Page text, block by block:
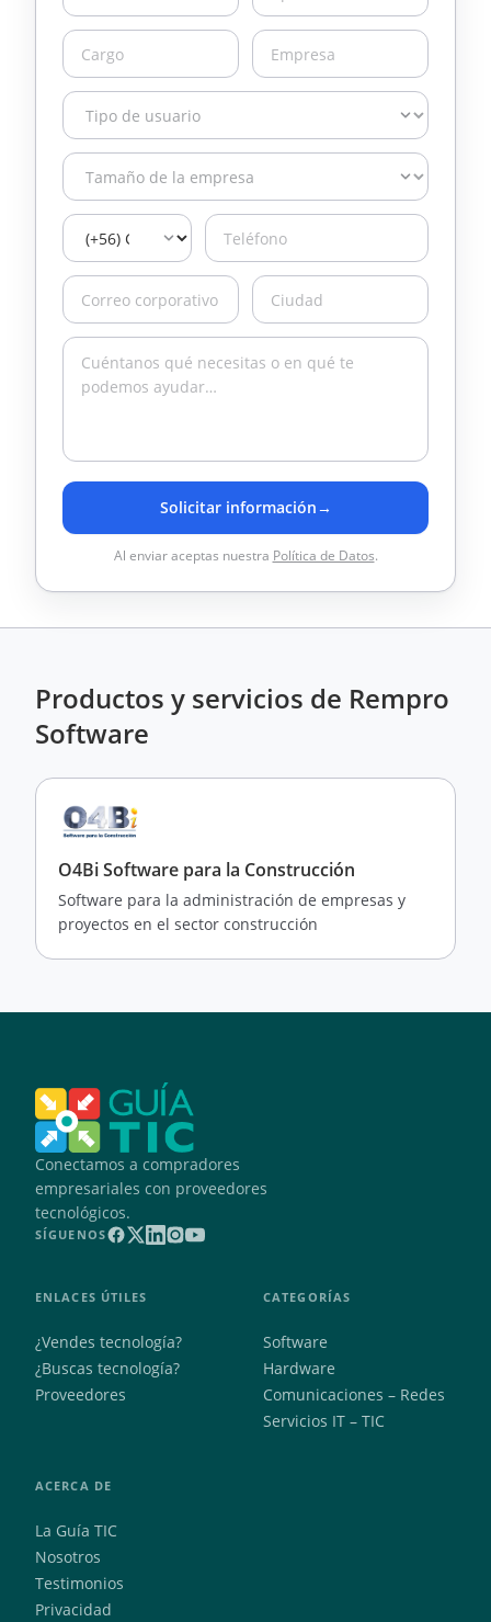
Solicitar información→
Al enviar aceptas nuestra Política de Datos.
Productos y servicios de Rempro
Software
O4Bi Software para la Construcción
Software para la administración de empresas y
proyectos en el sector construcción
Conectamos a compradores
empresariales con proveedores
tecnológicos.
SÍGUENOS
ENLACES ÚTILES
¿Vendes tecnología?
¿Buscas tecnología?
Proveedores
CATEGORÍAS
Software
Hardware
Comunicaciones – Redes
Servicios IT – TIC
ACERCA DE
La Guía TIC
Nosotros
Testimonios
Privacidad